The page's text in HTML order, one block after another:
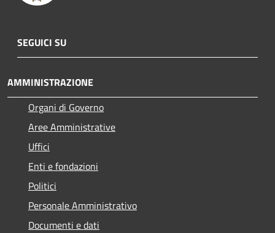
SEGUICI SU
AMMINISTRAZIONE
Organi di Governo
Aree Amministrative
Uffici
Enti e fondazioni
Politici
Personale Amministrativo
Documenti e dati